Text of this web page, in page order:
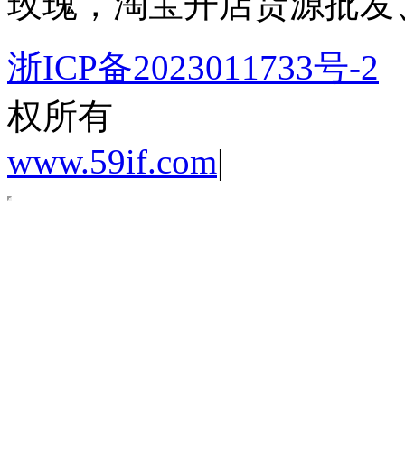
浙ICP备2023011733号-2
权所有
www.59if.com|